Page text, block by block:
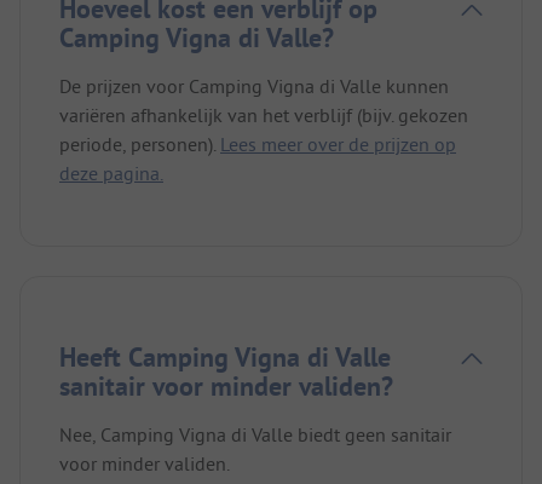
Hoeveel kost een verblijf op
Camping Vigna di Valle?
De prijzen voor Camping Vigna di Valle kunnen
variëren afhankelijk van het verblijf (bijv. gekozen
periode, personen). Lees meer over de prijzen op
deze pagina.
Heeft Camping Vigna di Valle
sanitair voor minder validen?
Nee, Camping Vigna di Valle biedt geen sanitair
voor minder validen.